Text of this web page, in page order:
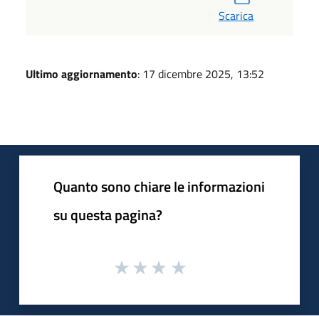
Scarica
Ultimo aggiornamento: 17 dicembre 2025, 13:52
Quanto sono chiare le informazioni
su questa pagina?